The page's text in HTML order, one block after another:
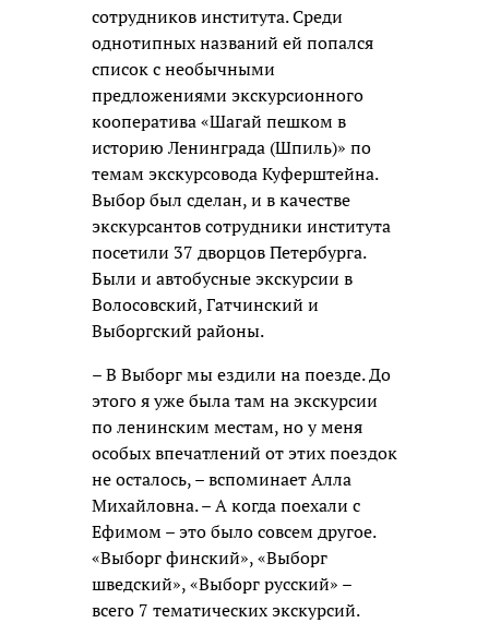
сотрудников института. Среди
однотипных названий ей попался
список с необычными
предложениями экскурсионного
кооператива «Шагай пешком в
историю Ленинграда (Шпиль)» по
темам экскурсовода Куферштейна.
Выбор был сделан, и в качестве
экскурсантов сотрудники института
посетили 37 дворцов Петербурга.
Были и автобусные экскурсии в
Волосовский, Гатчинский и
Выборгский районы.
– В Выборг мы ездили на поезде. До
этого я уже была там на экскурсии
по ленинским местам, но у меня
особых впечатлений от этих поездок
не осталось, – вспоминает Алла
Михайловна. – А когда поехали с
Ефимом – это было совсем другое.
«Выборг финский», «Выборг
шведский», «Выборг русский» –
всего 7 тематических экскурсий.